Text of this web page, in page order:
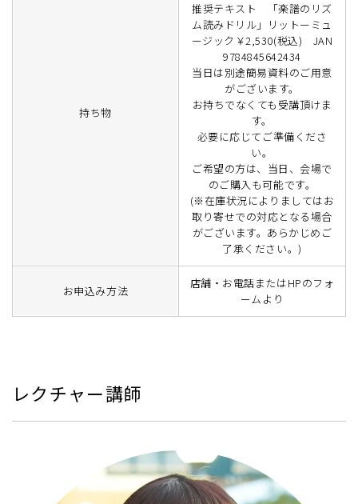
持ち物
推奨テキスト 「楽譜のリズ
ム読みドリル」リットーミュ
ージック￥2,530(税込) JAN
9784845642434
当日は別途簡易資料のご用意
がございます。
お持ちでなくても受講頂けま
す。
必要に応じてご準備くださ
い。
ご希望の方は、当日、会場で
のご購入も可能です。
(※在庫状況によりましてはお
取り寄せでの対応となる場合
がございます。あらかじめご
了承ください。)
お申込み方法
店舗・お電話またはHPのフォ
ームより
レクチャー講師